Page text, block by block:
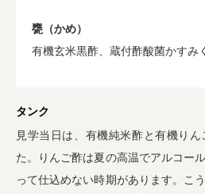
甕（かめ）
有機玄米黒酢、蔵付酢酸菌かすみ
タンク
見学当日は、有機純米酢と有機り
た。りんご酢は夏の高温でアルコー
って仕込めない時期があります。こ